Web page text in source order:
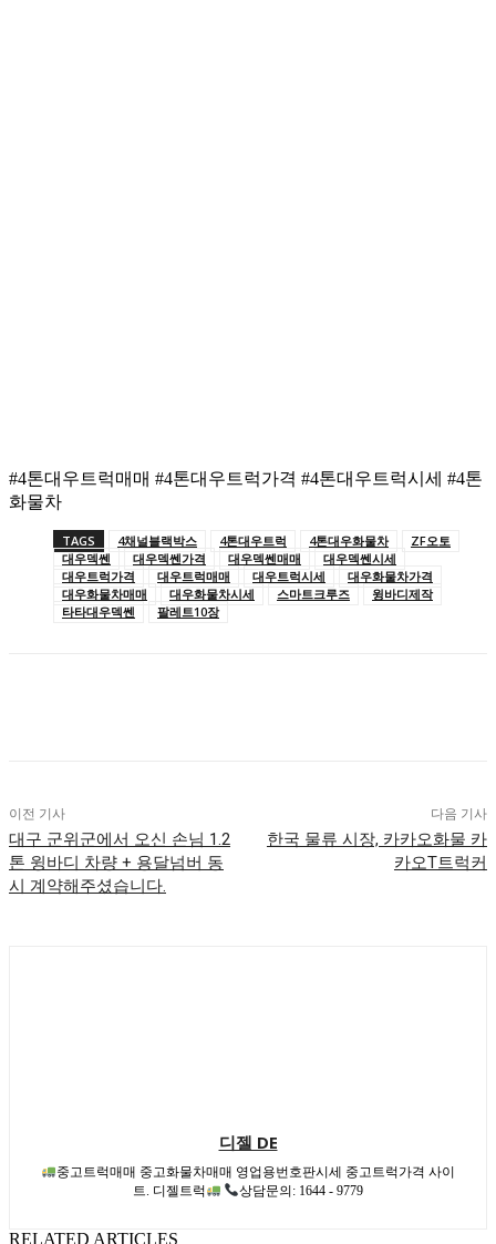
#4톤대우트럭매매 #4톤대우트럭가격 #4톤대우트럭시세 #4톤
화물차
TAGS 4채널블랙박스 4톤대우트럭 4톤대우화물차
ZF오토
대우덱쎈
대우덱쎈가격 대우덱쎈매매
대우덱쎈시세
대우트럭가격
대우트럭매매 대우트럭시세
대우화물차가격
대우화물차매매
대우화물차시세 스마트크루즈
윙바디제작
타타대우덱쎈
팔레트10장
이전 기사
대구 군위군에서 오신 손님 1.2
톤 윙바디 차량 + 용달넘버 동
시 계약해주셨습니다.
다음 기사
한국 물류 시장, 카카오화물 카
카오T트럭커
디젤 DE
중고트럭매매 중고화물차매매 영업용번호판시세 중고트럭가격 사이
트. 디젤트럭
상담문의: 1644 - 9779
RELATED ARTICLES